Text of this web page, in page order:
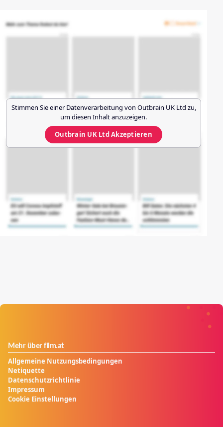
Stimmen Sie einer Datenverarbeitung von Outbrain UK Ltd zu,
um diesen Inhalt anzuzeigen.
Outbrain UK LtdAkzeptieren
Mehr über film.at
Allgemeine Nutzungsbedingungen
Netiquette
Datenschutzrichtlinie
Impressum
Cookie Einstellungen